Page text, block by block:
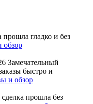
прошла гладко и без
обзор
Замечательный
быстро и
и обзор
сделка прошла без